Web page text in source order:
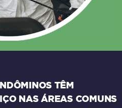
TÊM
NAS ÁREAS COMUNS